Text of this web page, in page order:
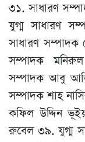
৩১. সাধারণ
যুগ্ম সাধারণ
সাধারণ সম্পাদক
সম্পাদক
সম্পাদক আবু
সম্পাদক শাহ
কফিল উদ্দিন
রুবেল ৩৯. যুগ্ম